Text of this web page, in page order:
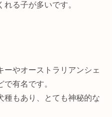
る子が多いです。
ーやオーストラリアンシェ
有名です。
種もあり、とても神秘的な